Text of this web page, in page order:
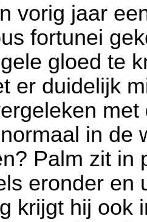
vorig jaar
fortunei
gloed te
er duidelijk
in de
Palm zit in
eronder en
krijgt hij ook